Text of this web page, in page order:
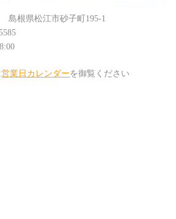
島根県松江市砂子町195-1
営業日カレンダー を御覧ください